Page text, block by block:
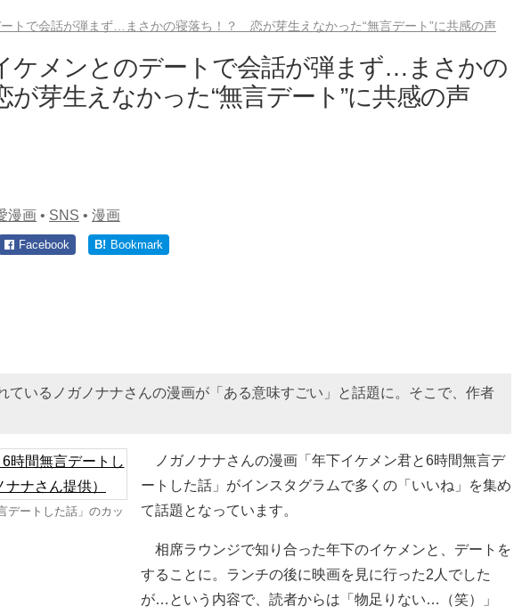
ートで会話が弾まず…まさかの寝落ち！？ 恋が芽生えなかった“無言デート”に共感の声
ケメンとのデートで会話が弾まず…まさかの
芽生えなかった“無言デート”に共感の声
漫画 • SNS • 漫画
Facebook B! Bookmark
ているノガノナナさんの漫画が「ある意味すごい」と話題に。そこで、作者
デートした話」のカッ
ノガノナナさんの漫画「年下イケメン君と6時間無言デ
ートした話」がインスタグラムで多くの「いいね」を集め
て話題となっています。
相席ラウンジで知り合った年下のイケメンと、デートを
することに。ランチの後に映画を見に行った2人でした
が…という内容で、読者からは「物足りない…（笑）」